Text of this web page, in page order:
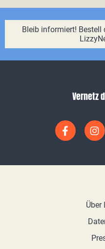
Bleib informiert! Bestell
Vernetz
Über